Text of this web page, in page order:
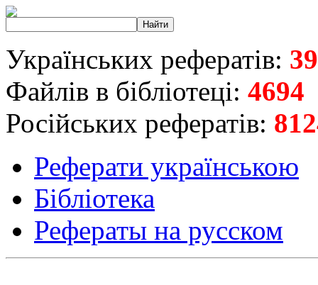
Українських рефератів:
Файлів в бібліотеці: 4694
Російських рефератів:
Реферати українською
Бібліотека
Рефераты на русском